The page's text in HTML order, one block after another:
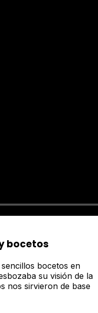
bocetos
bocetos en
su visión de la
nos sirvieron de base